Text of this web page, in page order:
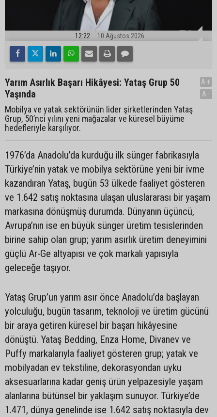
12:22 10 Ağustos 2026
Yarım Asırlık Başarı Hikâyesi: Yataş Grup 50
Yaşında
Mobilya ve yatak sektörünün lider şirketlerinden Yataş
Grup, 50’nci yılını yeni mağazalar ve küresel büyüme
hedefleriyle karşılıyor.
A+
A-
1976’da Anadolu’da kurduğu ilk sünger fabrikasıyla
Türkiye’nin yatak ve mobilya sektörüne yeni bir ivme
kazandıran Yataş, bugün 53 ülkede faaliyet gösteren
ve 1.642 satış noktasına ulaşan uluslararası bir yaşam
markasına dönüşmüş durumda. Dünyanın üçüncü,
Avrupa’nın ise en büyük sünger üretim tesislerinden
birine sahip olan grup; yarım asırlık üretim deneyimini
güçlü Ar-Ge altyapısı ve çok markalı yapısıyla
geleceğe taşıyor.
Yataş Grup’un yarım asır önce Anadolu’da başlayan
yolculuğu, bugün tasarım, teknoloji ve üretim gücünü
bir araya getiren küresel bir başarı hikâyesine
dönüştü. Yataş Bedding, Enza Home, Divanev ve
Puffy markalarıyla faaliyet gösteren grup; yatak ve
mobilyadan ev tekstiline, dekorasyondan uyku
aksesuarlarına kadar geniş ürün yelpazesiyle yaşam
alanlarına bütünsel bir yaklaşım sunuyor. Türkiye’de
1.471, dünya genelinde ise 1.642 satış noktasıyla dev